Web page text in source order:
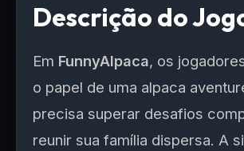
Descrição do
Em FunnyAlpaca, os
o papel de uma alpaca
precisa superar desafios
reunir sua família dispersa. A